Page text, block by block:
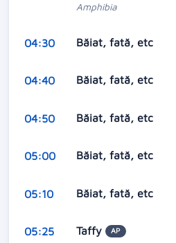
Amphibia
04:30 Băiat, fată, etc
04:40 Băiat, fată, etc
04:50 Băiat, fată, etc
05:00 Băiat, fată, etc
05:10 Băiat, fată, etc
05:25 Taffy AP